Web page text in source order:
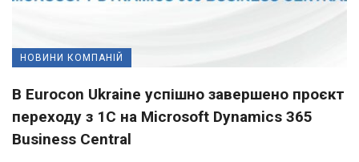
НОВИНИ КОМПАНІЙ
В Eurocon Ukraine успішно завершено проєкт
переходу з 1С на Microsoft Dynamics 365
Business Central